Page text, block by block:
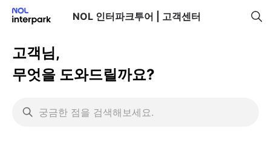
NOL 인터파크투어 | 고객센터
고객님,
무엇을 도와드릴까요?